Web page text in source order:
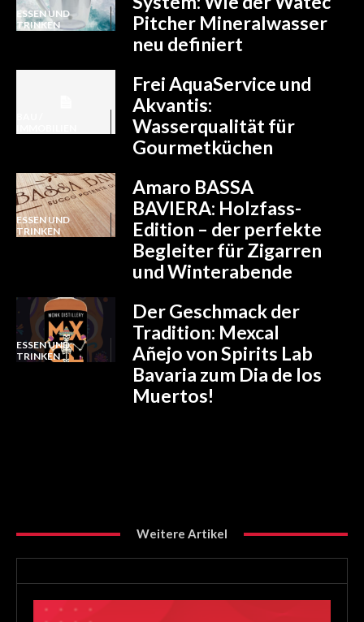
ESSEN UND
TRINKEN
Pitcher Mineralwasser
neu definiert
Frei AquaService und
Akvantis:
Wasserqualität für
Gourmetküchen
ESSEN UND
TRINKEN
Amaro BASSA
BAVIERA: Holzfass-
Edition – der perfekte
Begleiter für Zigarren
und Winterabende
ESSEN UND
TRINKEN
Der Geschmack der
Tradition: Mexcal
Añejo von Spirits Lab
Bavaria zum Dia de los
Muertos!
Weitere Artikel